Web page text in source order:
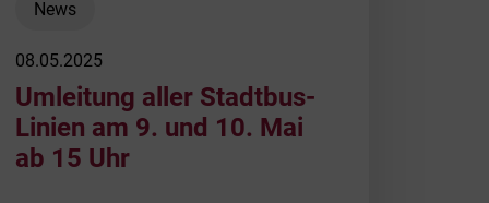
News
08.05.2025
Umleitung aller Stadtbus-
Linien am 9. und 10. Mai
ab 15 Uhr